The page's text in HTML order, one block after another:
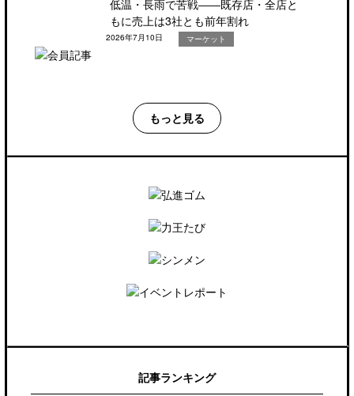
低温・長雨で苦戦――既存店・全店と
もに売上は3社とも前年割れ
2026年7月10日 マーケット
もっと見る
記事ランキング